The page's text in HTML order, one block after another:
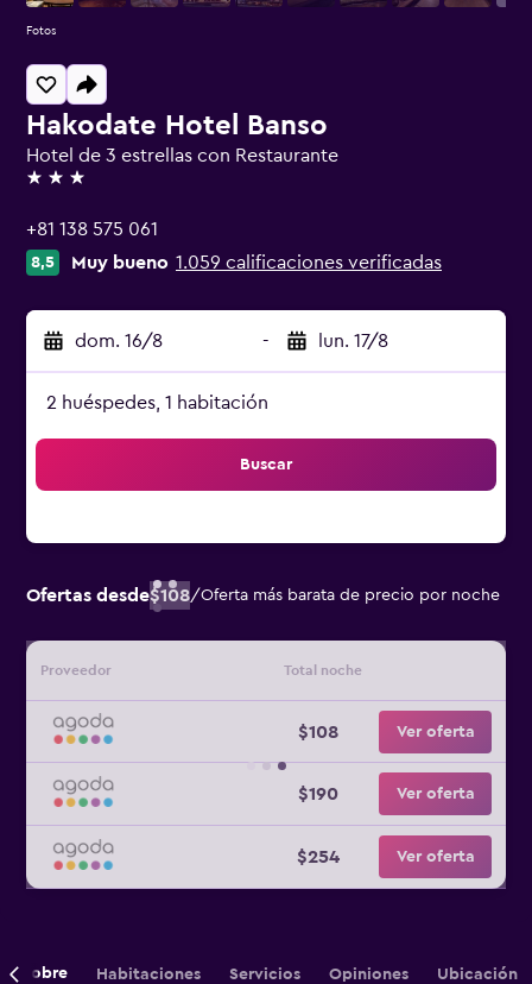
Hakodate Hotel Banso
Hotel de 3 estrellas con Restaurante
3 estrellas
+81 138 575 061
8,5 Muy bueno 1.059 calificaciones verificadas
dom. 16/8 - lun. 17/8
2 huéspedes, 1 habitación
Buscar
Ofertas desde$108/Oferta más barata de precio por noche
Proveedor Total noche
$108 Ver oferta
$190 Ver oferta
$254 Ver oferta
Fotos
Sobre Habitaciones Servicios Opiniones Ubicación